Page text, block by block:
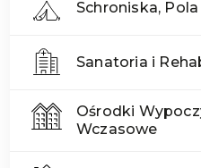
Schroniska,
Sanatoria i
Ośrodki
Wczasowe